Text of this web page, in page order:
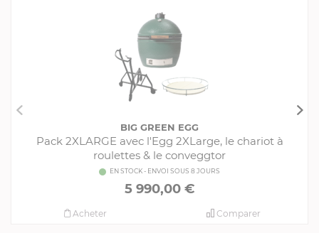
Livrés avec l'article
BIG GREEN EGG
Pack 2XLARGE avec l'Egg 2XLarge, le chariot à
roulettes & le conveggtor
EN STOCK - ENVOI SOUS 8 JOURS
5 990,00 €
Comparer
Acheter